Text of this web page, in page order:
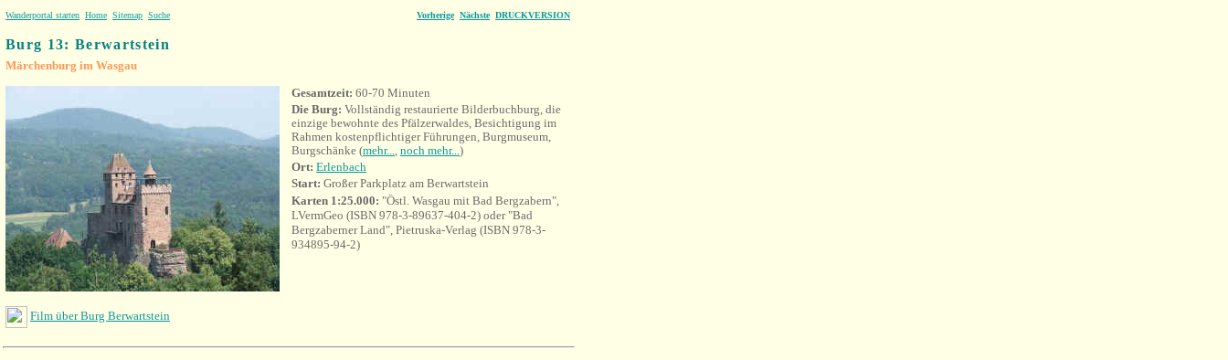
Wanderportal starten Home Sitemap Suche Vorherige Nächste DRUCKVERSION
Burg 13: Berwartstein
Märchenburg im Wasgau
Film über Burg Berwartstein
Gesamtzeit: 60-70 Minuten
Die Burg: Vollständig restaurierte Bilderbuchburg, die
einzige bewohnte des Pfälzerwaldes, Besichtigung im
Rahmen kostenpflichtiger Führungen, Burgmuseum,
Burgschänke (mehr..., noch mehr...)
Ort: Erlenbach
Start: Großer Parkplatz am Berwartstein
Karten 1:25.000: "Östl. Wasgau mit Bad Bergzabern",
LVermGeo (ISBN 978-3-89637-404-2) oder "Bad
Bergzaberner Land", Pietruska-Verlag (ISBN 978-3-
934895-94-2)